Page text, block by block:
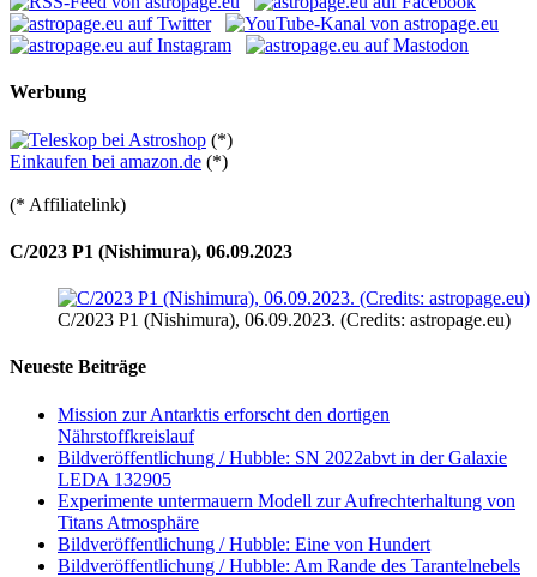
Werbung
(*)
Einkaufen bei amazon.de (*)
(* Affiliatelink)
C/2023 P1 (Nishimura), 06.09.2023
C/2023 P1 (Nishimura), 06.09.2023. (Credits: astropage.eu)
Neueste Beiträge
Mission zur Antarktis erforscht den dortigen
Nährstoffkreislauf
Bildveröffentlichung / Hubble: SN 2022abvt in der Galaxie
LEDA 132905
Experimente untermauern Modell zur Aufrechterhaltung von
Titans Atmosphäre
Bildveröffentlichung / Hubble: Eine von Hundert
Bildveröffentlichung / Hubble: Am Rande des Tarantelnebels